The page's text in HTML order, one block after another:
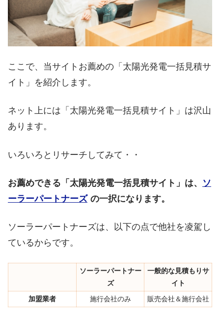
ここで、当サイトお薦めの「太陽光発電一括見積サ
イト」を紹介します。
ネット上には「太陽光発電一括見積サイト」は沢山
あります。
いろいろとリサーチしてみて・・
お薦めできる「太陽光発電一括見積サイト」は、 ソ
ーラーパートナーズ の一択になります。
ソーラーパートナーズは、以下の点で他社を凌駕し
ているからです。
ソーラーパートナー
ズ
一般的な見積もりサ
イト
加盟業者
施行会社のみ 販売会社＆施行会社